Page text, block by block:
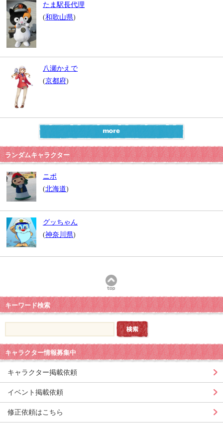
たま駅長代理
(和歌山県)
八瀬かえで
(京都府)
ランダムキャラクター
ニポ
(北海道)
グッちゃん
(神奈川県)
キーワード検索
キャラクター情報募集中
キャラクター掲載依頼
イベント掲載依頼
修正依頼はこちら